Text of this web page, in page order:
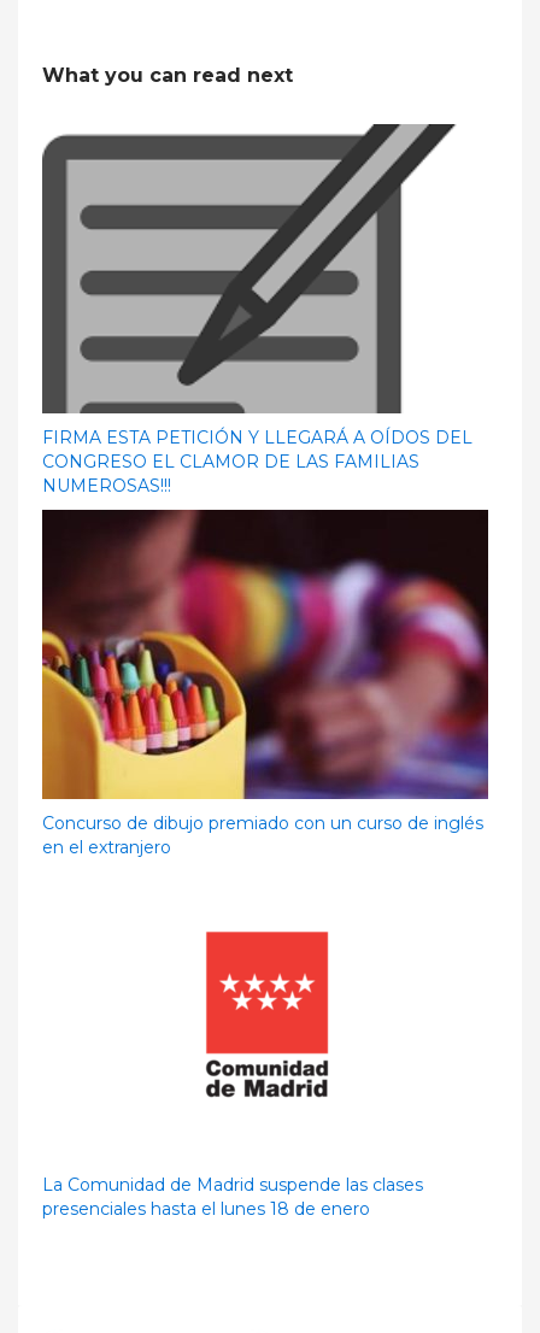
What you can read next
FIRMA ESTA PETICIÓN Y LLEGARÁ A OÍDOS DEL
CONGRESO EL CLAMOR DE LAS FAMILIAS
NUMEROSAS!!!
Concurso de dibujo premiado con un curso de inglés
en el extranjero
La Comunidad de Madrid suspende las clases
presenciales hasta el lunes 18 de enero